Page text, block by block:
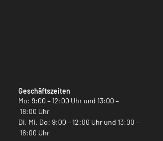
Geschäftszeiten
Mo: 9:00 – 12:00 Uhr und 13:00 –
18:00 Uhr
Di, Mi, Do: 9:00 – 12:00 Uhr und 13:00 –
16:00 Uhr